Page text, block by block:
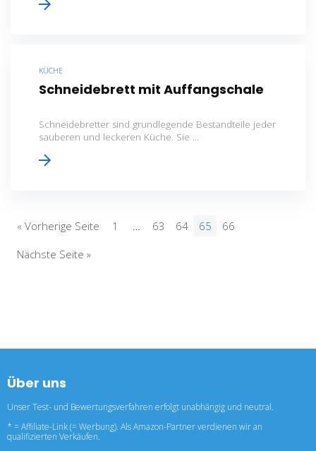
KÜCHE
Schneidebrett mit Auffangschale
Schneidebretter sind grundlegende Bestandteile jeder
sauberen und leckeren Küche. Sie ...
« Vorherige Seite 1 63 64 65
66
Nächste Seite »
Über uns
Unser Test- und Bewertungsverfahren erfolgt unabhängig und neutral.
* = Affiliate-Link (= Werbung). Als Amazon-Partner verdienen wir an
qualifizierten Verkäufen.